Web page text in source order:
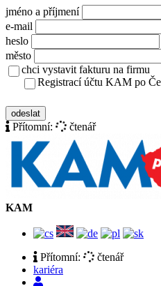
jméno a příjmení
e-mail
heslo
město
chci vystavit fakturu na firmu
Registrací účtu KAM po
odeslat
Přítomní: čtenář
KAM
Přítomní:
čtenář
kariéra